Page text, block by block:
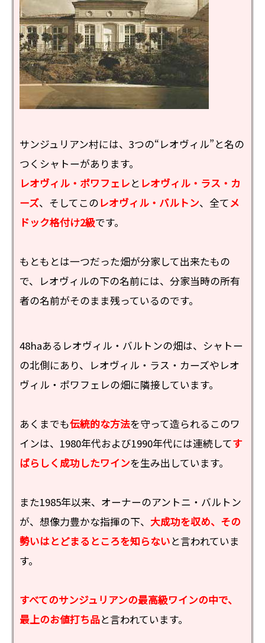
サンジュリアン村には、3つの“レオヴィル”と名の
つくシャトーがあります。
レオヴィル・ポワフェレと レオヴィル・ラス・カ
ーズ、そしてこのレオヴィル・バルトン、全てメ
ドック格付け2級です。
もともとは一つだった畑が分家して出来たもの
で、レオヴィルの下の名前には、分家当時の所有
者の名前がそのまま残っているのです。
48haあるレオヴィル・バルトンの畑は、シャトー
の北側にあり、レオヴィル・ラス・カーズやレオ
ヴィル・ポワフェレの畑に隣接しています。
あくまでも伝統的な方法を守って造られるこのワ
インは、1980年代および1990年代には連続してす
ばらしく成功したワインを生み出しています。
また1985年以来、オーナーのアントニ・バルトン
が、想像力豊かな指揮の下、 大成功を収め、その
勢いはとどまるところを知らないと言われていま
す。
すべてのサンジュリアンの最高級ワインの中で、
最上のお値打ち品と言われています。